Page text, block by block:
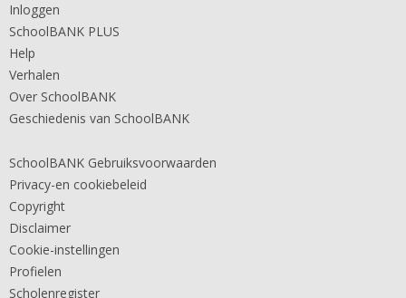
Inloggen
SchoolBANK PLUS
Help
Verhalen
Over SchoolBANK
Geschiedenis van SchoolBANK
SchoolBANK Gebruiksvoorwaarden
Privacy-en cookiebeleid
Copyright
Disclaimer
Cookie-instellingen
Profielen
Scholenregister